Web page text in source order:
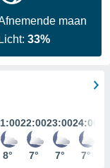
maan
Licht:33%
8°
22:00
7°
23:00
7°
24:00
7°